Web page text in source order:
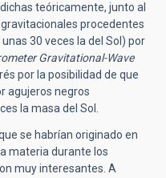
teóricamente, junto al
procedentes
30 veces la del Sol) por
Gravitational-Wave
por la posibilidad de que
agujeros negros
la masa del Sol.
se habrían originado en
materia durante los
muy interesantes. A